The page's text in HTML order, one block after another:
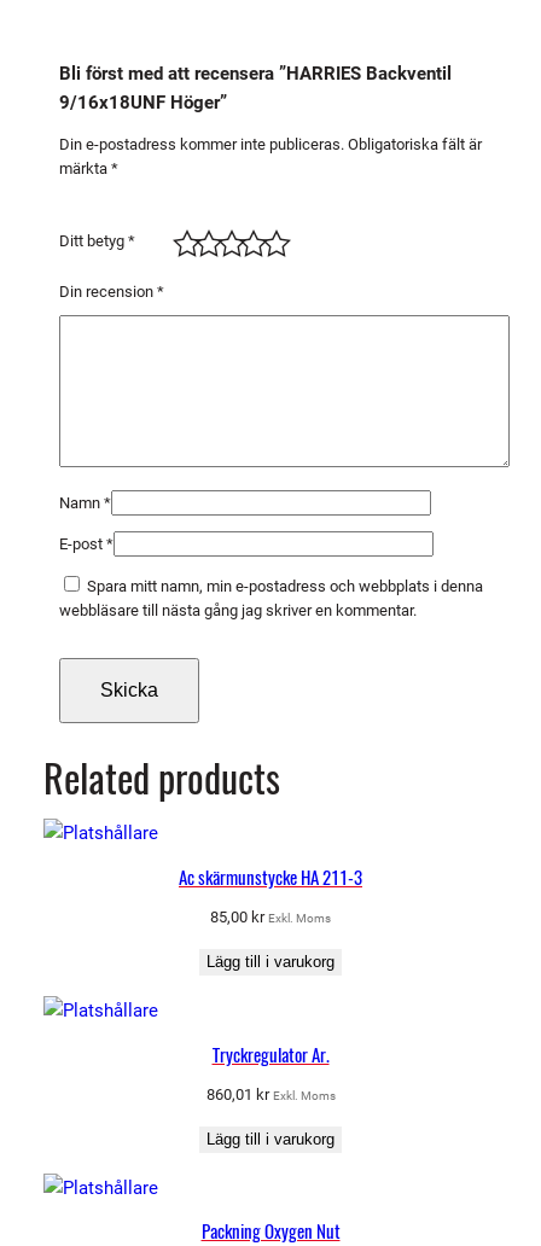
Bli först med att recensera ”HARRIES Backventil
9/16x18UNF Höger”
Din e-postadress kommer inte publiceras. Obligatoriska fält är
märkta *
Ditt betyg *
Din recension *
Namn *
E-post *
Spara mitt namn, min e-postadress och webbplats i denna
webbläsare till nästa gång jag skriver en kommentar.
Related products
Ac skärmunstycke HA 211-3
85,00 kr Exkl. Moms
Lägg till i varukorg
Tryckregulator Ar.
860,01 kr Exkl. Moms
Lägg till i varukorg
Packning Oxygen Nut